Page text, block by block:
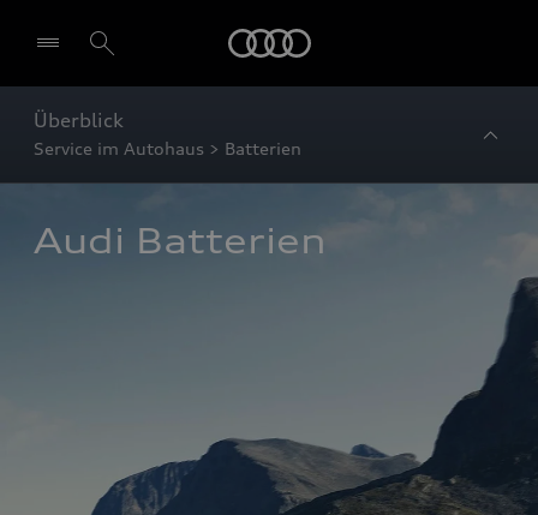
Überblick
Service im Autohaus > Batterien
Audi Batterien